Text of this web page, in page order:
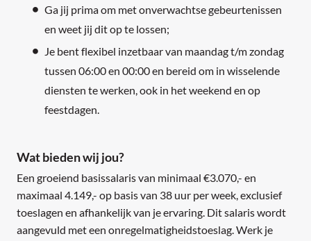
Ga jij prima om met onverwachtse gebeurtenissen
en weet jij dit op te lossen;
Je bent flexibel inzetbaar van maandag t/m zondag
tussen 06:00 en 00:00 en bereid om in wisselende
diensten te werken, ook in het weekend en op
feestdagen.
Wat bieden wij jou?
Een groeiend basissalaris van minimaal €3.070,- en
maximaal 4.149,- op basis van 38 uur per week, exclusief
toeslagen en afhankelijk van je ervaring. Dit salaris wordt
aangevuld met een onregelmatigheidstoeslag. Werk je